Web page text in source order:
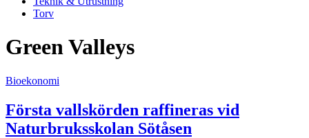
Torv
Green Valleys
Bioekonomi
Första vallskörden raffineras vid
Naturbruksskolan Sötåsen